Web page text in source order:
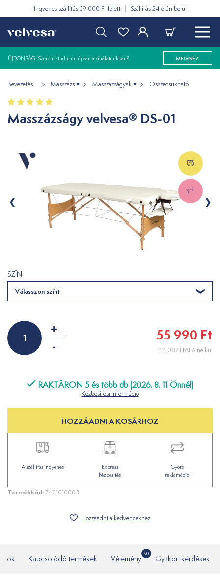
Ingyenes szállítás 39 000 Ft felett Szállítás 24 órán belül
ÚJDONSÁG! Szeretné tudni mi új van a kínálatunkban? MEGNÉZ
Bevezetés Masszázs Masszázságyak Összecsukható
Masszázságy velvesa® DS-01
SZÍN:
Válasszon színt
+
-
55 990 Ft
44 087 FtÁFA nélkül
RAKTÁRON 5 és több db (2026. 8. 11 Önnél)
Kézbesítési információ
HOZZÁADNI A KOSÁRHOZ
A szállítás ingyenes
Express
kézbesítés
Gyors
reklamáció
Termékkód:7401010003
Hozzáadni a kedvencekhez
Kapcsolódó termékek Vélemény
50
Gyakori kérdések